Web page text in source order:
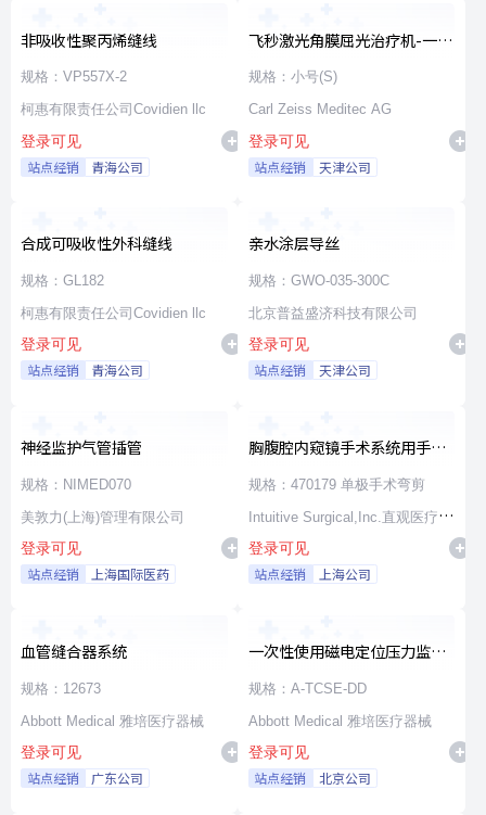
非吸收性聚丙烯缝线
规格：VP557X-2
柯惠有限责任公司Covidien llc
登录可见
站点经销 青海公司
飞秒激光角膜屈光治疗机-一次
性使用无菌治疗包
规格：小号(S)
Carl Zeiss Meditec AG
登录可见
站点经销 天津公司
合成可吸收性外科缝线
规格：GL182
柯惠有限责任公司Covidien llc
登录可见
站点经销 青海公司
亲水涂层导丝
规格：GWO-035-300C
北京普益盛济科技有限公司
登录可见
站点经销 天津公司
神经监护气管插管
规格：NIMED070
美敦力(上海)管理有限公司
登录可见
站点经销 上海国际医药
胸腹腔内窥镜手术系统用手术
器械
规格：470179 单极手术弯剪
Intuitive Surgical,Inc.直观医疗公
司
登录可见
站点经销 上海公司
血管缝合器系统
规格：12673
Abbott Medical 雅培医疗器械
登录可见
站点经销 广东公司
一次性使用磁电定位压力监测
消融导管
规格：A-TCSE-DD
Abbott Medical 雅培医疗器械
登录可见
站点经销 北京公司